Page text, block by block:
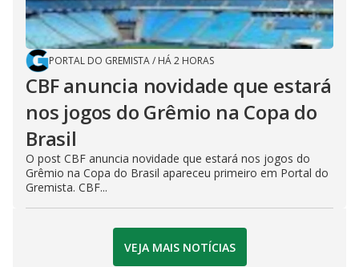
PORTAL DO GREMISTA/ HÁ 2 HORAS
CBF anuncia novidade que estará
nos jogos do Grêmio na Copa do
Brasil
O post CBF anuncia novidade que estará nos jogos do
Grêmio na Copa do Brasil apareceu primeiro em Portal do
Gremista. CBF...
VEJA MAIS NOTÍCIAS